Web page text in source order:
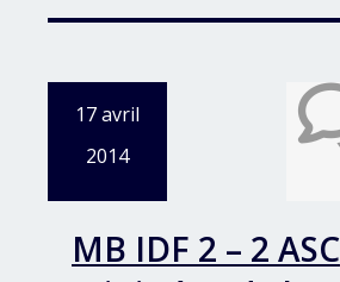
17 avril
2014
MB IDF 2 – 2 ASC